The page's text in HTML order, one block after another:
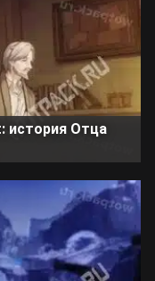
история Отца